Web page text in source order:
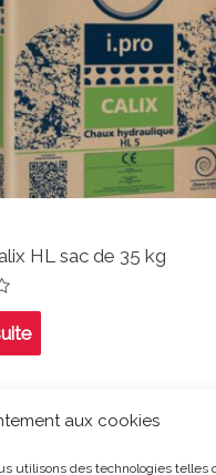
aux cookies
utilisons des technologies telles
HL sac de 35 kg